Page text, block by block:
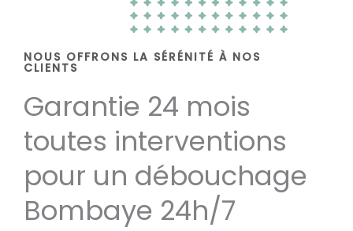
NOUS OFFRONS LA SÉRÉNITÉ À NOS
CLIENTS
Garantie 24 mois
toutes interventions
pour un débouchage
Bombaye 24h/7